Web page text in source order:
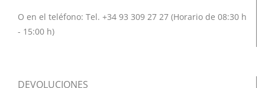
O en el teléfono: Tel. +34 93 309 27 27 (Horario de 08:30 h
- 15:00 h)
DEVOLUCIONES